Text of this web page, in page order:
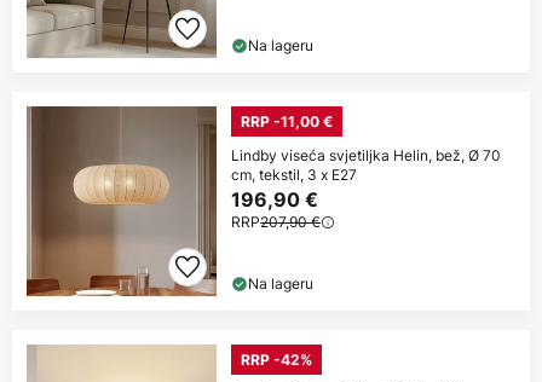
Na lageru
RRP -11,00 €
Lindby viseća svjetiljka Helin, bež, Ø 70
cm, tekstil, 3 x E27
196,90 €
RRP207,90 €
Na lageru
RRP -42%